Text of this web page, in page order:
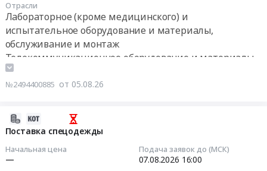
Отрасли
Лабораторное (кроме медицинского) и
испытательное оборудование и материалы,
обслуживание и монтаж
Телекоммуникационное оборудование и материалы,
Оборудование связи
№2494400885 от 05.08.26
Поставка спецодежды
Начальная цена
—
Подача заявок до (МСК)
07.08.2026 16:00